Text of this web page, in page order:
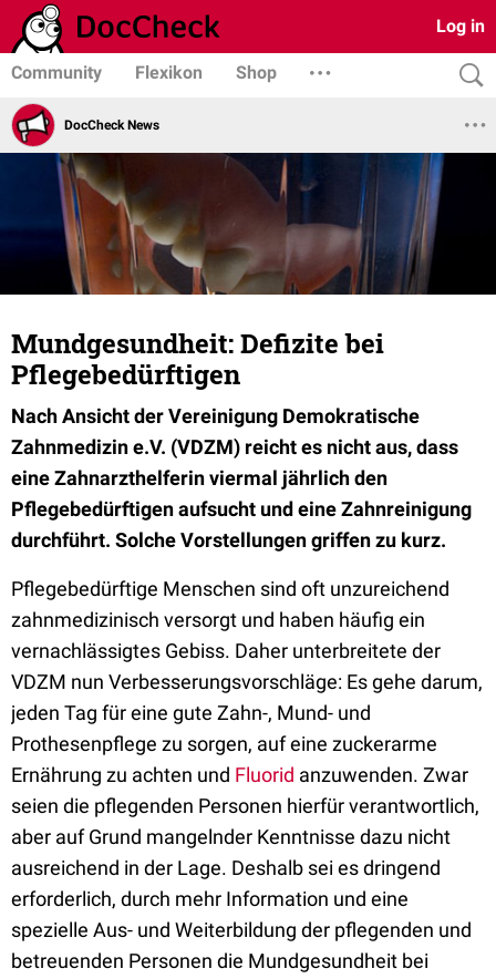
Log in
Community Flexikon Shop
DocCheck News
Mundgesundheit: Defizite bei
Pflegebedürftigen
Nach Ansicht der Vereinigung Demokratische
Zahnmedizin e.V. (VDZM) reicht es nicht aus, dass
eine Zahnarzthelferin viermal jährlich den
Pflegebedürftigen aufsucht und eine Zahnreinigung
durchführt. Solche Vorstellungen griffen zu kurz.
Pflegebedürftige Menschen sind oft unzureichend
zahnmedizinisch versorgt und haben häufig ein
vernachlässigtes Gebiss. Daher unterbreitete der
VDZM nun Verbesserungsvorschläge: Es gehe darum,
jeden Tag für eine gute Zahn-, Mund- und
Prothesenpflege zu sorgen, auf eine zuckerarme
Ernährung zu achten und Fluorid anzuwenden. Zwar
seien die pflegenden Personen hierfür verantwortlich,
aber auf Grund mangelnder Kenntnisse dazu nicht
ausreichend in der Lage. Deshalb sei es dringend
erforderlich, durch mehr Information und eine
spezielle Aus- und Weiterbildung der pflegenden und
betreuenden Personen die Mundgesundheit bei